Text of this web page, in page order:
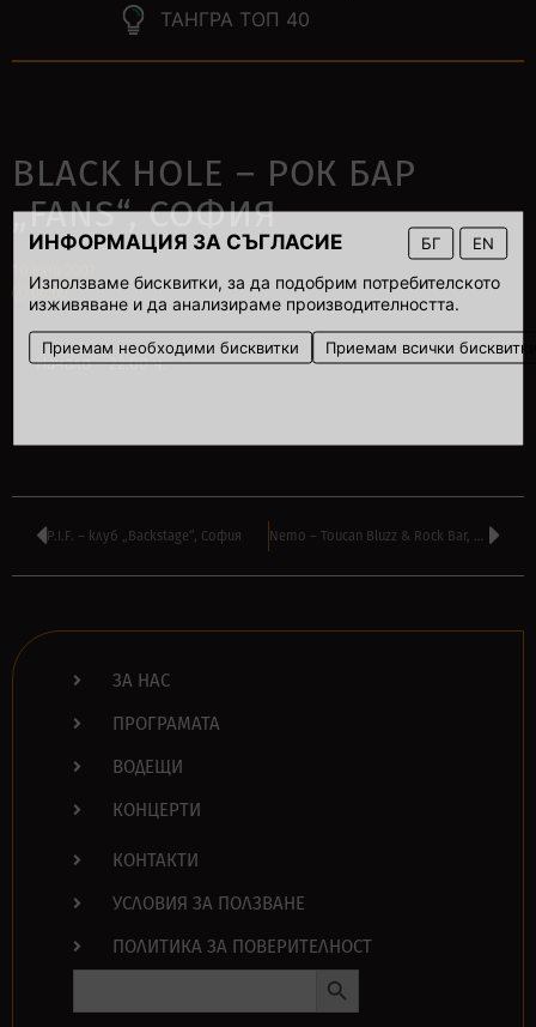
ИНФОРМАЦИЯ ЗА СЪГЛАСИЕ БГ EN
Използваме бисквитки, за да подобрим потребителското
изживяване и да анализираме производителността.
Приемам необходими бисквитки Приемам всички
ТАНГРА ТОП 40
BLACK HOLE – РОК БАР
„FANS“, СОФИЯ
00:00
Начало – 22:00 ч.
P.I.F. – клуб „Backstage“, София Nemo – Toucan Bluzz & Rock Bar, София
ЗА НАС
ПРОГРАМАТА
ВОДЕЩИ
КОНЦЕРТИ
КОНТАКТИ
УСЛОВИЯ ЗА ПОЛЗВАНЕ
ПОЛИТИКА ЗА ПОВЕРИТЕЛНОСТ
Search Button